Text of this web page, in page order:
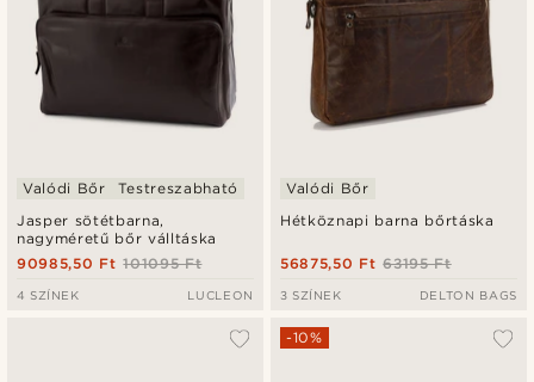
Jasper sötétbarna,
nagyméretű bőr válltáska
Valódi Bőr Testreszabható
101095 Ft
90985,50 Ft
4 SZÍNEK LUCLEON
Hétköznapi barna bőrtáska
Valódi Bőr
63195 Ft
56875,50 Ft
3 SZÍNEK DELTON BAGS
-10%